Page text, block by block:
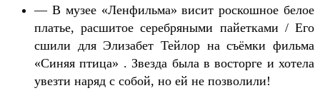
— В музее «Ленфильма» висит роскошное белое
платье, расшитое серебряными пайетками / Его
сшили для Элизабет Тейлор на съёмки фильма
«Синяя птица» . Звезда была в восторге и хотела
увезти наряд с собой, но ей не позволили!